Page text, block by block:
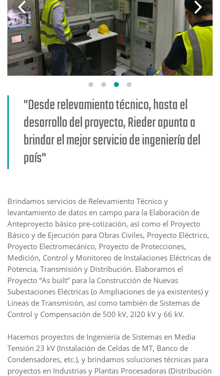
"Desde relevamiento técnico, hasta el
desarrollo del proyecto, Rieder apunta a
brindar el mejor servicio de ingeniería del
país"
Brindamos servicios de Relevamiento Técnico y
levantamiento de datos en campo para la Elaboración de
Anteproyecto básico pre-cotización, así como el Proyecto
Básico y de Ejecución para Obras Civiles, Proyecto Eléctrico,
Proyecto Electromecánico, Proyecto de Protecciones,
Medición, Control y Monitoreo de Instalaciones Eléctricas de
Potencia, Transmisión y Distribución. Elaboramos el
Proyecto “As built” para la Construcción de Nuevas
Subestaciones Eléctricas (o Ampliaciones de ya existentes) y
Líneas de Transmisión, así como también de Sistemas de
Control y Compensación de 500 kV, 2I20 kV y 66 kV.
Hacemos proyectos de Ingeniería de Sistemas en Media
Tensión 23 kV (Instalación de Celdas de MT, Banco de
Condensadores, etc.), y brindamos soluciones técnicas para
proyectos en Industrias y Plantas Procesadoras (Distribución